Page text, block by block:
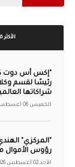
الأكثر
"إكس أس دوت
رئيسًا لقسم
شراكاتها
الخميس 06 أغسطس 2026
رؤوس الأموال
الأحد 02 أغسطس 2026